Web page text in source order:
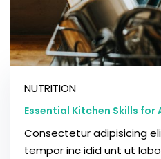
NUTRITION
Essential Kitchen Skills for
Consectetur adipisicing
tempor inc idid unt ut